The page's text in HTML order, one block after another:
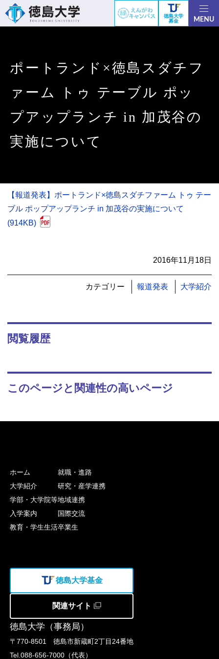
徳島大学
募金
MENU
ポートランド×徳島スダチフ
ァーム トゥ テーブル ポッ
プアップランチ in 加茂谷の
実施について
【報道発表】ポートランド×徳島スダチファーム トゥ テー
ブル ポップアップランチ in 加茂谷の実施について
(914KB)
2016年11月18日
カテゴリー 報道発表 大学紹介
閲覧履歴
このページと関連性の高いページ
徳島大学（事務局）
〒770-8501 徳島市新蔵町2丁目24番地
Tel.088-656-7000（代表）
ホーム
大学紹介
学部・大学院等
入学案内
教育・学生生活
就職・進路
研究・産学連携
地域連携
国際交流
卒業生
徳島大学基金
関連サイト